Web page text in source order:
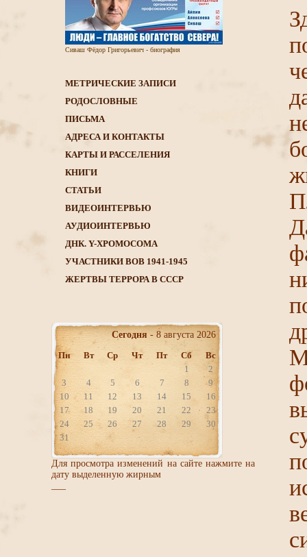
Сиваш Фёдор Григорьевич - биография
МЕТРИЧЕСКИЕ ЗАПИСИ
РОДОСЛОВНЫЕ
ПИСЬМА
АДРЕСА И КОНТАКТЫ
КАРТЫ И РАССЕЛЕНИЯ
КНИГИ
CТАТЬИ
ВИДЕОИНТЕРВЬЮ
АУДИОИНТЕРВЬЮ
ДНК. Y-ХРОМОСОМА
УЧАСТНИКИ ВОВ 1941-1945
ЖЕРТВЫ ТЕРРОРА В СССР
Сегодня - 8 августа 2026
Пн
Вт Ср Чт Пт Сб
Вс
1
2
3
4 5 6 7 8
9
10
11 12 13 14 15
16
17
18 19 20 21 22
23
24
25 26 27 28 29
30
31
Для просмотра изменений на сайте нажмите на
дату выделенную жирным